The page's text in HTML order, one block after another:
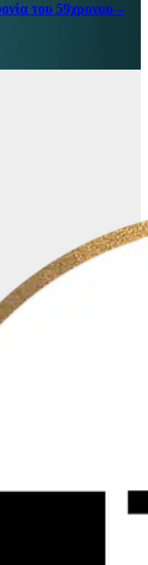
του 59χρονου –